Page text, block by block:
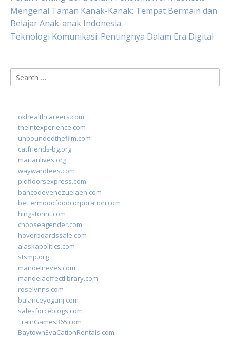
Mengenal Taman Kanak-Kanak: Tempat Bermain dan
Belajar Anak-anak Indonesia
Teknologi Komunikasi: Pentingnya Dalam Era Digital
Search
for:
okhealthcareers.com
theintexperience.com
unboundedthefilm.com
catfriends-bg.org
marianlives.org
waywardtees.com
pidfloorsexpress.com
bancodevenezuelaen.com
bettermoodfoodcorporation.com
hingstonnt.com
chooseagender.com
hoverboardssale.com
alaskapolitics.com
stsmp.org
manoelneves.com
mandelaeffectlibrary.com
roselynns.com
balanceyoganj.com
salesforceblogs.com
TrainGames365.com
BaytownEvaCationRentals.com